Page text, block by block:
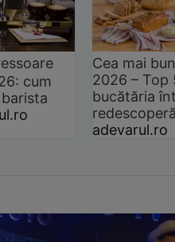
cum
Cea mai
2026 –
bucătăria
adevarul.ro